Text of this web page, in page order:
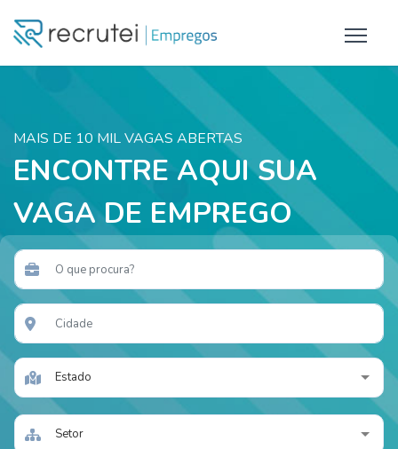
MAIS DE 10 MIL VAGAS ABERTAS
ENCONTRE AQUI SUA
VAGA DE EMPREGO
Estado
Setor